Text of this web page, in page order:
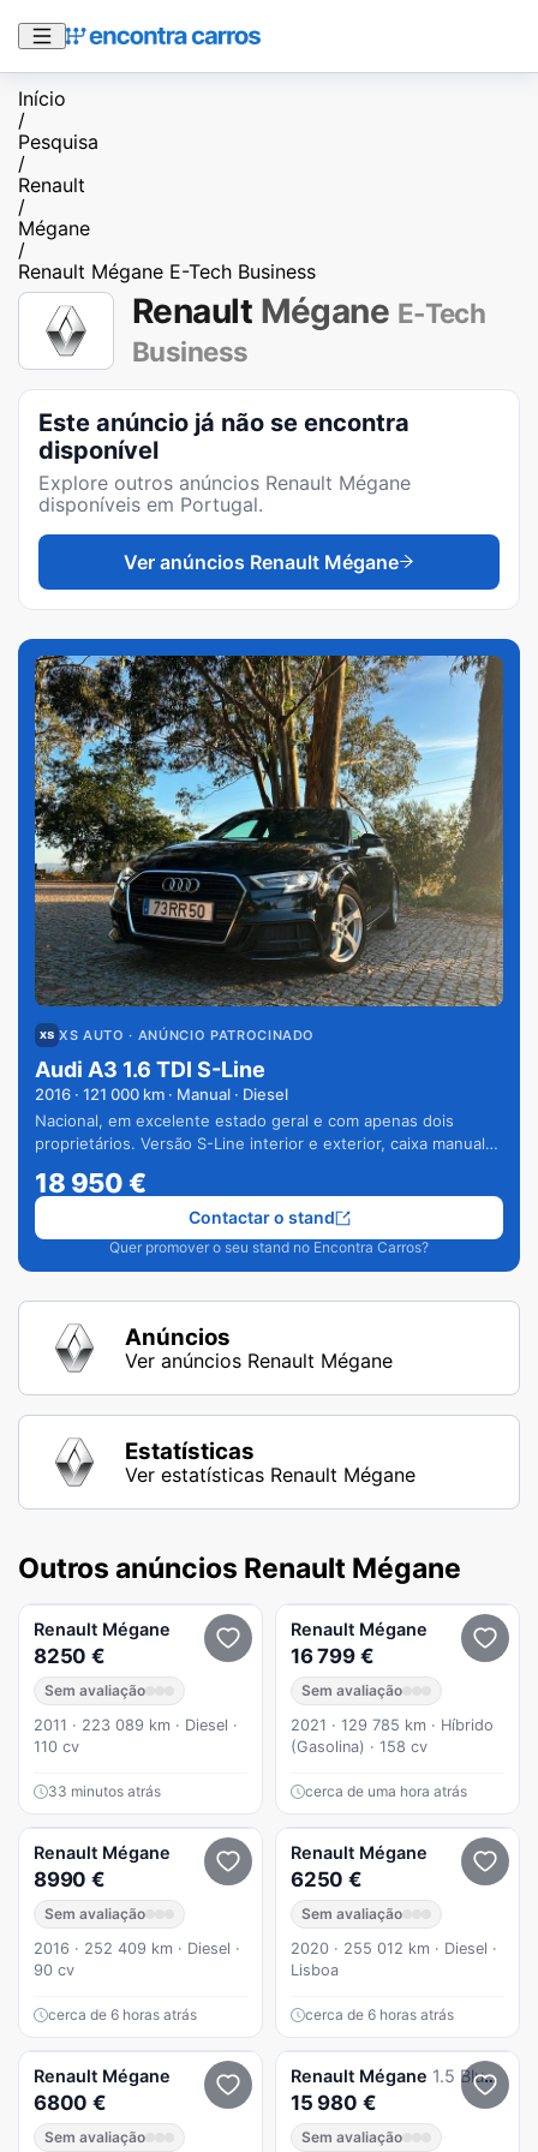
Início
/
Pesquisa
/
Renault
/
Mégane
/
Renault Mégane E-Tech Business
Renault Mégane E-Tech
Business
Este anúncio já não se encontra
disponível
Explore outros anúncios Renault Mégane
disponíveis em Portugal.
Ver anúncios Renault Mégane
XS AUTO · ANÚNCIO PATROCINADO
Audi A3 1.6 TDI S-Line
2016 · 121 000 km · Manual · Diesel
Nacional, em excelente estado geral e com apenas dois
proprietários. Versão S-Line interior e exterior, caixa manual
18 950€
Quer promover o seu stand no Encontra Carros?
Contactar o stand
Anúncios
Ver anúncios Renault Mégane
Estatísticas
Ver estatísticas Renault Mégane
Outros anúncios Renault Mégane
Renault Mégane
8250 €
Sem avaliação
2011 · 223 089 km · Diesel ·
110 cv
33 minutos atrás
Renault Mégane
16 799 €
Sem avaliação
2021 · 129 785 km · Híbrido
(Gasolina) · 158 cv
cerca de uma hora atrás
Renault Mégane
8990 €
Sem avaliação
2016 · 252 409 km · Diesel ·
90 cv
cerca de 6 horas atrás
Renault Mégane
6250 €
Sem avaliação
2020 · 255 012 km · Diesel ·
Lisboa
cerca de 6 horas atrás
Renault Mégane
6800 €
Sem avaliação
Renault Mégane 1.5 Blue dCi Limited
15 980 €
Sem avaliação